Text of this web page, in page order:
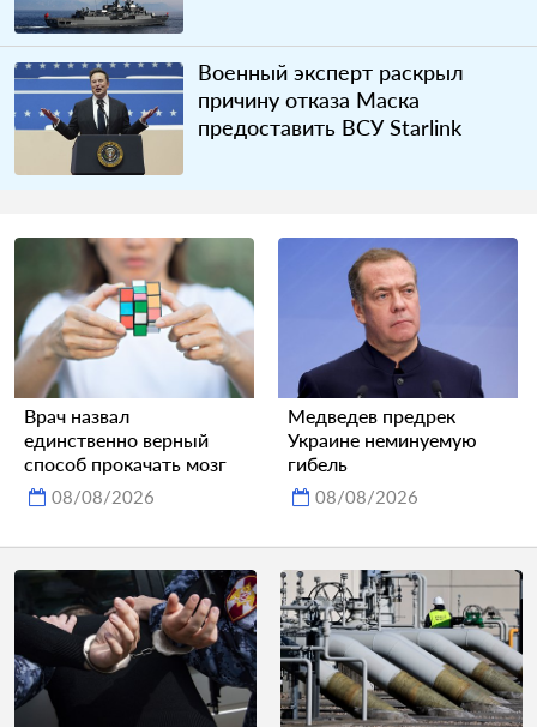
Военный эксперт раскрыл
причину отказа Маска
предоставить ВСУ Starlink
Врач назвал
единственно верный
способ прокачать мозг
08/08/2026
Медведев предрек
Украине неминуемую
гибель
08/08/2026